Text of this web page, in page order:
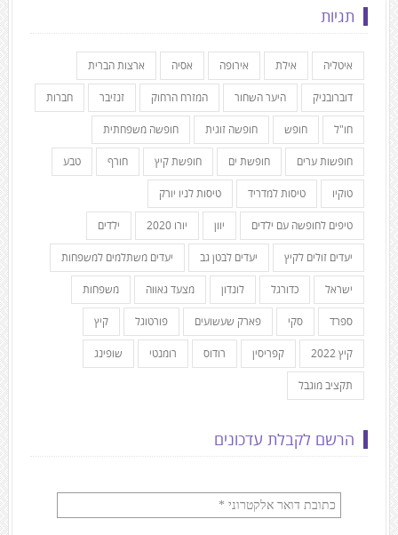
תגיות
איטליה אילת אירופה אסיה ארצות הברית
דוברובניק היער השחור המזרח הרחוק זנזיבר חברות
חו"ל חופש חופשה זוגית חופשה משפחתית
חופשות ערים חופשת ים חופשת קיץ חורף טבע
טוקיו טיסות למדריד טיסות לניו יורק
טיפים לחופשה עם ילדים יוון יורו 2020 ילדים
יעדים זולים לקיץ יעדים לבטן גב יעדים משתלמים למשפחות
ישראל כדורגל לונדון מצעד גאווה משפחות
ספרד סקי פארק שעשועים פורטוגל קיץ
קיץ 2022 קפריסין רודוס רומנטי שופינג
תקציב מוגבל
הרשם לקבלת עדכונים